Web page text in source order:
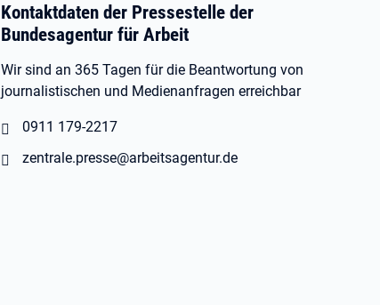
Kontaktdaten der Pressestelle der
Bundesagentur für Arbeit
Wir sind an 365 Tagen für die Beantwortung von
journalistischen und Medienanfragen erreichbar
0911 179-2217
zentrale.presse@arbeitsagentur.de